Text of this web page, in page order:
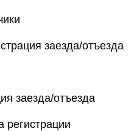
заезда/отъезда
заезда/отъезда
регистрации